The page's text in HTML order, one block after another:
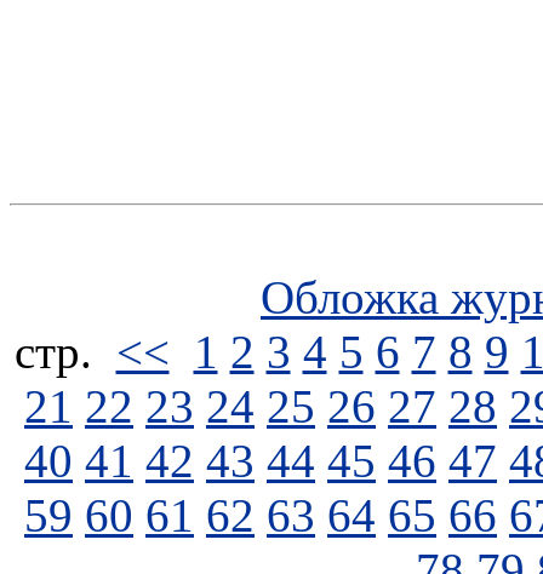
Обложка
стp. << 1 2 3 4 5 6 7 8 9
21 22 23 24 25 26 27 28
40 41 42 43 44 45 46 47
59 60 61 62 63 64 65 66